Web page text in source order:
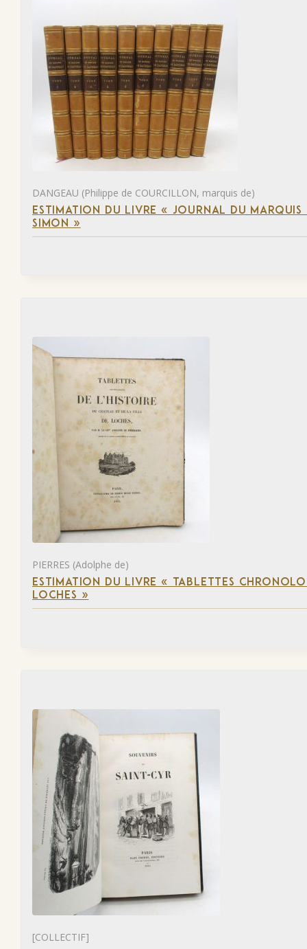
DANGEAU (Philippe de COURCILLON, marquis de)
ESTIMATION DU LIVRE « JOURNAL DU
SIMON »
PIERRES (Adolphe de)
ESTIMATION DU LIVRE « TABLETTES
LOCHES »
[COLLECTIF]